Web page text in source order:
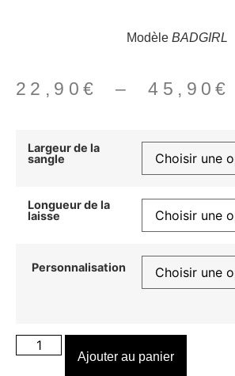
Modèle BADGIRL
22,90 € – 45,90€
Largeur de la
sangle
Longueur de la
laisse
Personnalisation
Ajouter au panier